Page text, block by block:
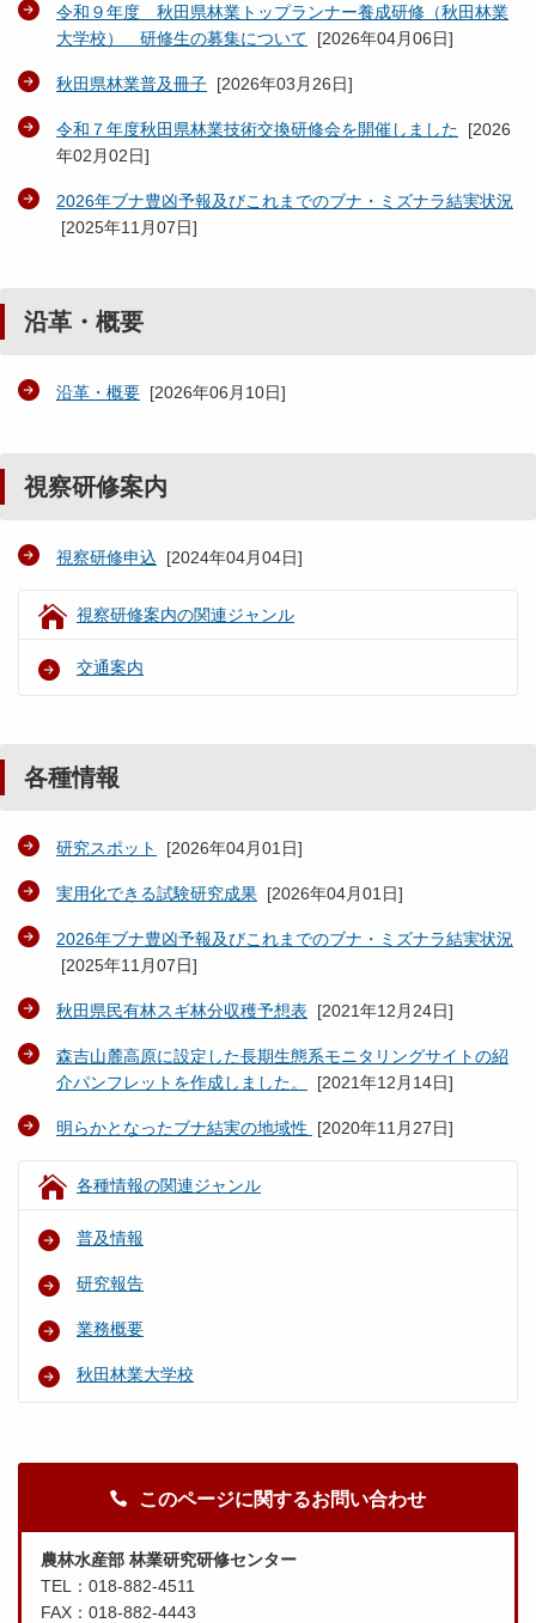
令和９年度 秋田県林業トップランナー養成研修（秋田林業
大学校） 研修生の募集について [2026年04月06日]
秋田県林業普及冊子 [2026年03月26日]
令和７年度秋田県林業技術交換研修会を開催しました [2026
年02月02日]
2026年ブナ豊凶予報及びこれまでのブナ・ミズナラ結実状況
[2025年11月07日]
沿革・概要
沿革・概要 [2026年06月10日]
視察研修案内
視察研修申込 [2024年04月04日]
視察研修案内の関連ジャンル
交通案内
各種情報
研究スポット [2026年04月01日]
実用化できる試験研究成果 [2026年04月01日]
2026年ブナ豊凶予報及びこれまでのブナ・ミズナラ結実状況
[2025年11月07日]
秋田県民有林スギ林分収穫予想表 [2021年12月24日]
森吉山麓高原に設定した長期生態系モニタリングサイトの紹
介パンフレットを作成しました。
[2021年12月14日]
明らかとなったブナ結実の地域性 [2020年11月27日]
各種情報の関連ジャンル
普及情報
研究報告
業務概要
秋田林業大学校
このページに関するお問い合わせ
農林水産部 林業研究研修センター
TEL：018-882-4511
FAX：018-882-4443